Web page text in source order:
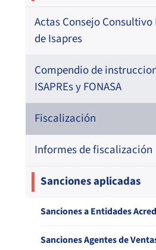
Actas Consejo Consultivo
de Isapres
Compendio de
ISAPREs y FONASA
Compendio Beneficios
Compendio de Archivos
Compendio Información
Compendio Instrumentos
Fiscalización
Informes de fiscalización
Sanciones aplicadas
Sanciones a Entidades
Sanciones Agentes de